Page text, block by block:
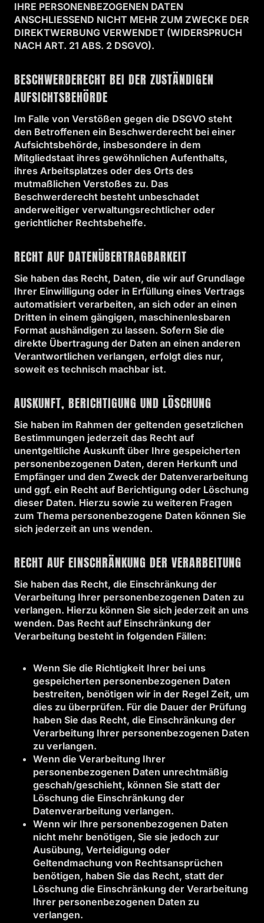
IHRE PERSONENBEZOGENEN DATEN
ANSCHLIESSEND NICHT MEHR ZUM ZWECKE DER
DIREKTWERBUNG VERWENDET (WIDERSPRUCH
NACH ART. 21 ABS. 2 DSGVO).
BESCHWERDE­RECHT BEI DER ZUSTÄNDIGEN
AUFSICHTS­BEHÖRDE
Im Falle von Verstößen gegen die DSGVO steht
den Betroffenen ein Beschwerderecht bei einer
Aufsichtsbehörde, insbesondere in dem
Mitgliedstaat ihres gewöhnlichen Aufenthalts,
ihres Arbeitsplatzes oder des Orts des
mutmaßlichen Verstoßes zu. Das
Beschwerderecht besteht unbeschadet
anderweitiger verwaltungsrechtlicher oder
gerichtlicher Rechtsbehelfe.
RECHT AUF DATEN­ÜBERTRAG­BARKEIT
Sie haben das Recht, Daten, die wir auf Grundlage
Ihrer Einwilligung oder in Erfüllung eines Vertrags
automatisiert verarbeiten, an sich oder an einen
Dritten in einem gängigen, maschinenlesbaren
Format aushändigen zu lassen. Sofern Sie die
direkte Übertragung der Daten an einen anderen
Verantwortlichen verlangen, erfolgt dies nur,
soweit es technisch machbar ist.
AUSKUNFT, BERICHTIGUNG UND LÖSCHUNG
Sie haben im Rahmen der geltenden gesetzlichen
Bestimmungen jederzeit das Recht auf
unentgeltliche Auskunft über Ihre gespeicherten
personenbezogenen Daten, deren Herkunft und
Empfänger und den Zweck der Datenverarbeitung
und ggf. ein Recht auf Berichtigung oder Löschung
dieser Daten. Hierzu sowie zu weiteren Fragen
zum Thema personenbezogene Daten können Sie
sich jederzeit an uns wenden.
RECHT AUF EINSCHRÄNKUNG DER VERARBEITUNG
Sie haben das Recht, die Einschränkung der
Verarbeitung Ihrer personenbezogenen Daten zu
verlangen. Hierzu können Sie sich jederzeit an uns
wenden. Das Recht auf Einschränkung der
Verarbeitung besteht in folgenden Fällen:
Wenn Sie die Richtigkeit Ihrer bei uns
gespeicherten personenbezogenen Daten
bestreiten, benötigen wir in der Regel Zeit, um
dies zu überprüfen. Für die Dauer der Prüfung
haben Sie das Recht, die Einschränkung der
Verarbeitung Ihrer personenbezogenen Daten
zu verlangen.
Wenn die Verarbeitung Ihrer
personenbezogenen Daten unrechtmäßig
geschah/geschieht, können Sie statt der
Löschung die Einschränkung der
Datenverarbeitung verlangen.
Wenn wir Ihre personenbezogenen Daten
nicht mehr benötigen, Sie sie jedoch zur
Ausübung, Verteidigung oder
Geltendmachung von Rechtsansprüchen
benötigen, haben Sie das Recht, statt der
Löschung die Einschränkung der Verarbeitung
Ihrer personenbezogenen Daten zu
verlangen.